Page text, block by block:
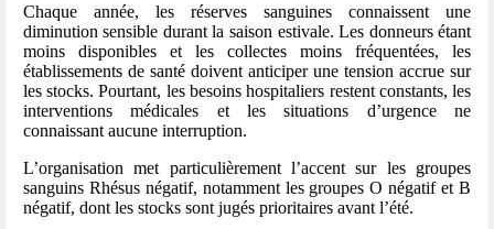
Chaque année, les réserves sanguines connaissent une
diminution sensible durant la saison estivale. Les donneurs étant
moins disponibles et les collectes moins fréquentées, les
établissements de santé doivent anticiper une tension accrue sur
les stocks. Pourtant, les besoins hospitaliers restent constants, les
interventions médicales et les situations d’urgence ne
connaissant aucune interruption.
L’organisation met particulièrement l’accent sur les groupes
sanguins Rhésus négatif, notamment les groupes O négatif et B
négatif, dont les stocks sont jugés prioritaires avant l’été.